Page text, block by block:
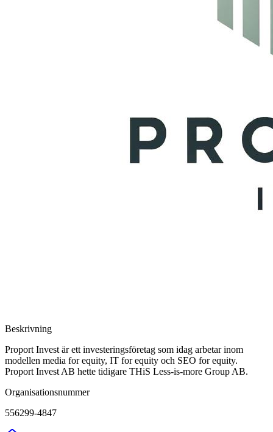
Beskrivning
Proport Invest är ett investeringsföretag som idag arbetar inom
modellen media for equity, IT for equity och SEO for equity.
Proport Invest AB hette tidigare THiS Less-is-more Group AB.
Organisationsnummer
556299-4847